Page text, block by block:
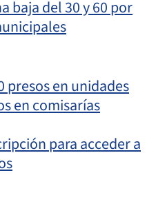
baja del 30 y 60 por
presos en unidades
en comisarías
para acceder a